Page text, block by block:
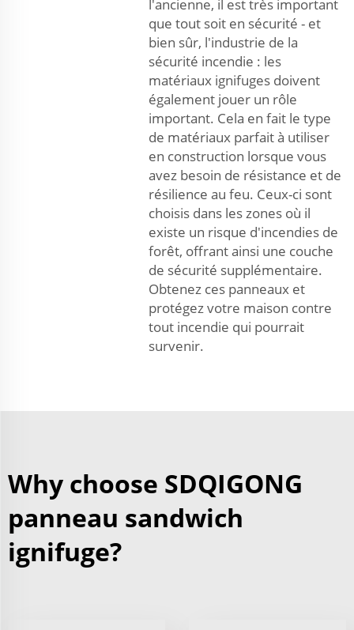
l'ancienne, il est très important
que tout soit en sécurité - et
bien sûr, l'industrie de la
sécurité incendie : les
matériaux ignifuges doivent
également jouer un rôle
important. Cela en fait le type
de matériaux parfait à utiliser
en construction lorsque vous
avez besoin de résistance et de
résilience au feu. Ceux-ci sont
choisis dans les zones où il
existe un risque d'incendies de
forêt, offrant ainsi une couche
de sécurité supplémentaire.
Obtenez ces panneaux et
protégez votre maison contre
tout incendie qui pourrait
survenir.
Why choose SDQIGONG
panneau sandwich
ignifuge?